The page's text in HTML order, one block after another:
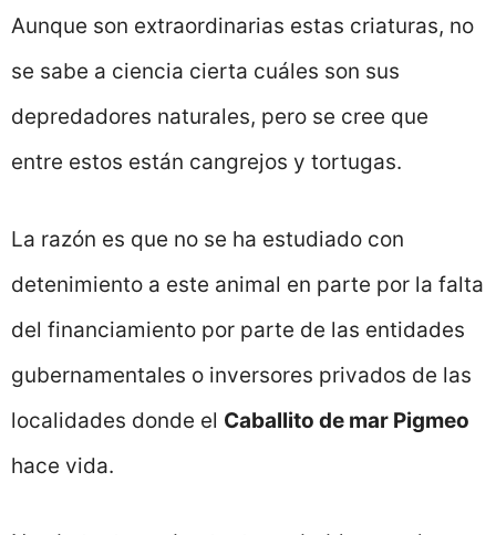
Aunque son extraordinarias estas criaturas, no
se sabe a ciencia cierta cuáles son sus
depredadores naturales, pero se cree que
entre estos están cangrejos y tortugas.
La razón es que no se ha estudiado con
detenimiento a este animal en parte por la falta
del financiamiento por parte de las entidades
gubernamentales o inversores privados de las
localidades donde el Caballito de mar Pigmeo
hace vida.